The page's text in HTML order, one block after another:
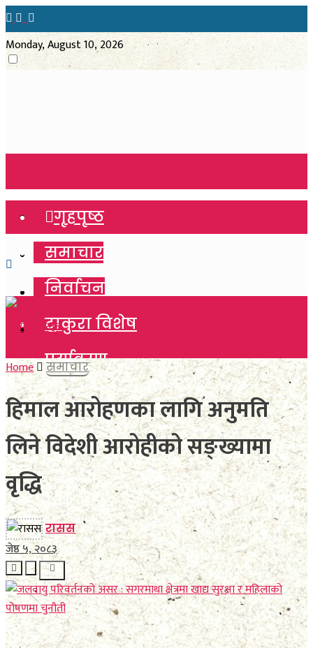
Monday, August 10, 2026
गृहपृष्ठ
समाचार
निर्वाचन
टाकुरा विशेष
पर्यावरण
विचार
कला साहित्य
खेलकुद
विविध
अन्तर्वार्ता
मनाेरञ्जन
फाेटाे फिचर
गृहपृष्ठ
समाचार
निर्वाचन
टाकुरा विशेष
पर्यावरण
विचार
कला साहित्य
खेलकुद
विविध
अन्तर्वार्ता
मनाेरञ्जन
फाेटाे फिचर
निर्वाचन
Home समाचार
हिमाल आरोहणका लागि अनुमति
लिने विदेशी आरोहीको सङ्ख्यामा
वृद्धि
रासस
जेष्ठ ५, २०८३